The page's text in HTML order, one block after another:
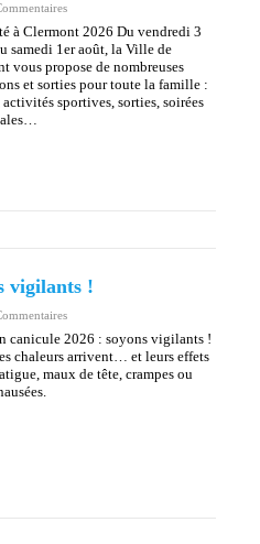
à Clermont 2026 Du vendredi 3
samedi 1er août, la Ville de
vous propose de nombreuses
et sorties pour toute la famille :
activités sportives, sorties, soirées
vigilants !
canicule 2026 : soyons vigilants !
chaleurs arrivent… et leurs effets
maux de tête, crampes ou